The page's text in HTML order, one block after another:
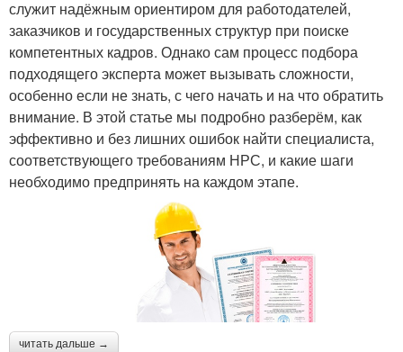
служит надёжным ориентиром для работодателей,
заказчиков и государственных структур при поиске
компетентных кадров. Однако сам процесс подбора
подходящего эксперта может вызывать сложности,
особенно если не знать, с чего начать и на что обратить
внимание. В этой статье мы подробно разберём, как
эффективно и без лишних ошибок найти специалиста,
соответствующего требованиям НРС, и какие шаги
необходимо предпринять на каждом этапе.
читать дальше →